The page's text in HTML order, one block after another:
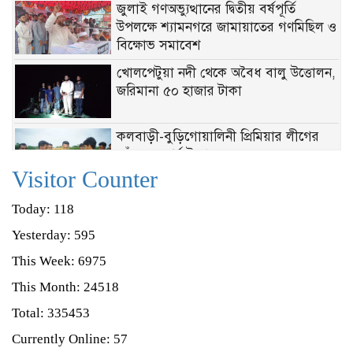
জুলাই গণঅভ্যুত্থানের দ্বিতীয় বর্ষপূর্তি
উপলক্ষে শ্যামনগরে জামায়াতের গণমিছিল ও
বিক্ষোভ সমাবেশ
খোলপেটুয়া নদী থেকে অবৈধ বালু উত্তোলন,
জরিমানা ৫০ হাজার টাকা
‎কলবাড়ী-বুড়িগোয়ালিনী প্রিমিয়ার লীগের
জাঁকজমকপূর্ণ উদ্বোধন
ধ্বংস করল বিজিবি
Visitor Counter
Today: 118
Yesterday: 595
This Week: 6975
This Month: 24518
Total: 335453
Currently Online: 57